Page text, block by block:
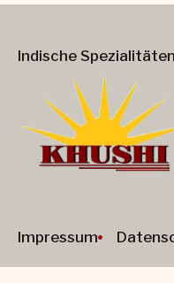
Indische
Impressum